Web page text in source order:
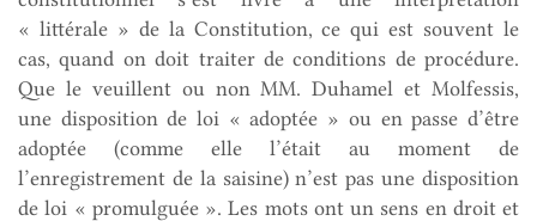
« littérale » de la Constitution, ce qui est souvent le
cas, quand on doit traiter de conditions de procédure.
Que le veuillent ou non MM. Duhamel et Molfessis,
une disposition de loi « adoptée » ou en passe d’être
adoptée (comme elle l’était au moment de
l’enregistrement de la saisine) n’est pas une disposition
de loi « promulguée ». Les mots ont un sens en droit et